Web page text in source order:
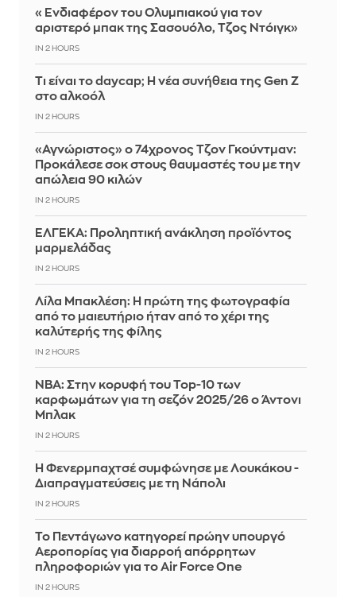
«Ενδιαφέρον του Ολυμπιακού για τον
αριστερό μπακ της Σασουόλο, Τζος Ντόιγκ»
IN 2 HOURS
Τι είναι το daycap; Η νέα συνήθεια της Gen Z
στο αλκοόλ
IN 2 HOURS
«Αγνώριστος» ο 74χρονος Τζον Γκούντμαν:
Προκάλεσε σοκ στους θαυμαστές του με την
απώλεια 90 κιλών
IN 2 HOURS
ΕΛΓΕΚΑ: Προληπτική ανάκληση προϊόντος
μαρμελάδας
IN 2 HOURS
Λίλα Μπακλέση: Η πρώτη της φωτογραφία
από το μαιευτήριο ήταν από το χέρι της
καλύτερής της φίλης
IN 2 HOURS
ΝΒΑ: Στην κορυφή του Top-10 των
καρφωμάτων για τη σεζόν 2025/26 ο Άντονι
Μπλακ
IN 2 HOURS
Η Φενερμπαχτσέ συμφώνησε με Λουκάκου -
Διαπραγματεύσεις με τη Νάπολι
IN 2 HOURS
Το Πεντάγωνο κατηγορεί πρώην υπουργό
Αεροπορίας για διαρροή απόρρητων
πληροφοριών για το Air Force One
IN 2 HOURS